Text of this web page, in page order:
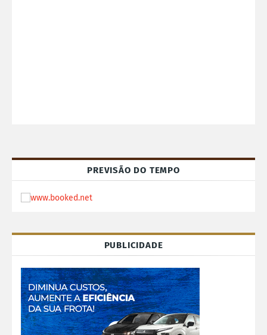
PREVISÃO DO TEMPO
PUBLICIDADE